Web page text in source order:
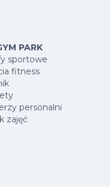
PARK
sportowe
fitness
personalni
zajęć